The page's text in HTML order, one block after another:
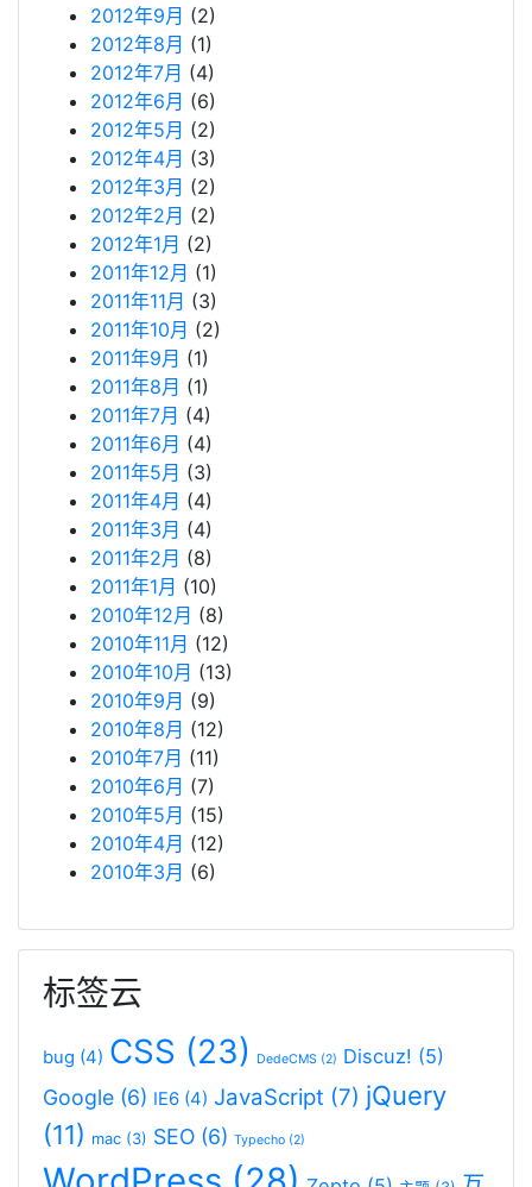
2012年9月 (2)
2012年8月 (1)
2012年7月 (4)
2012年6月 (6)
2012年5月 (2)
2012年4月 (3)
2012年3月 (2)
2012年2月 (2)
2012年1月 (2)
2011年12月 (1)
2011年11月 (3)
2011年10月 (2)
2011年9月 (1)
2011年8月 (1)
2011年7月 (4)
2011年6月 (4)
2011年5月 (3)
2011年4月 (4)
2011年3月 (4)
2011年2月 (8)
2011年1月 (10)
2010年12月 (8)
2010年11月 (12)
2010年10月 (13)
2010年9月 (9)
2010年8月 (12)
2010年7月 (11)
2010年6月 (7)
2010年5月 (15)
2010年4月 (12)
2010年3月 (6)
标签云
bug (4) CSS (23) DedeCMS (2) Discuz! (5)
Google (6) IE6 (4) JavaScript (7) jQuery
(11) mac (3) SEO (6) Typecho (2)